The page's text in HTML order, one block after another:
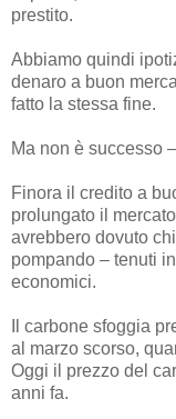
prestito.
Abbiamo quindi
denaro a buon
fatto la stessa fine.
Ma non è successo
Finora il credito a
prolungato il
avrebbero dovuto
pompando – tenuti
economici.
Il carbone sfoggia
al marzo scorso,
Oggi il prezzo del
anni fa.